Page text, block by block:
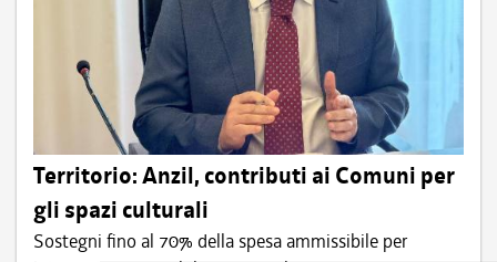
Territorio: Anzil, contributi ai Comuni per
gli spazi culturali
Sostegni fino al 70% della spesa ammissibile per